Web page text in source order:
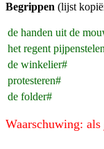
Begrippen (lijst
de handen uit de
het regent
de winkelier#
protesteren#
de folder#
Waarschuwing: